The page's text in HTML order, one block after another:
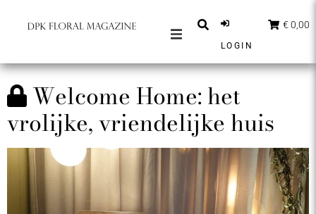
BERICHTEN
INSPIRATIE
SHOP
NEDERLANDS
LOGIN
€ 0,00
Welcome Home: het
vrolijke, vriende­lijke huis